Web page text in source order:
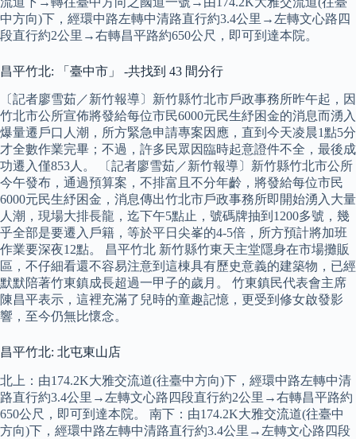
中方向)下，經環中路左轉中清路直行約3.4公里→左轉文心路四
段直行約2公里→右轉昌平路約650公尺，即可到達本院。
昌平竹北: 「臺中市」 -共找到 43 間分行
〔記者廖雪茹／新竹報導〕新竹縣竹北市戶政事務所昨午起，因
竹北市公所宣佈將發給每位市民6000元民生紓困金的消息而湧入
爆量遷戶口人潮，所方緊急申請專案因應，直到今天凌晨1點5分
才全數作業完畢；不過，許多民眾因臨時起意證件不全，最後成
功遷入僅853人。 〔記者廖雪茹／新竹報導〕新竹縣竹北市公所
今午發布，通過預算案，不排富且不分年齡，將發給每位市民
6000元民生紓困金，消息傳出竹北市戶政事務所即開始湧入大量
人潮，現場大排長龍，迄下午5點止，號碼牌抽到1200多號，幾
乎全部是要遷入戶籍，等於平日尖峯的4-5倍，所方預計將加班
作業要深夜12點。 昌平竹北 新竹縣竹東天主堂隱身在市場攤販
區，不仔細看還不容易注意到這棟具有歷史意義的建築物，已經
默默陪著竹東鎮成長超過一甲子的歲月。 竹東鎮民代表會主席
陳昌平表示，這裡充滿了兒時的童趣記憶，更受到修女啟發影
響，至今仍無比懷念。
昌平竹北: 北屯東山店
北上：由174.2K大雅交流道(往臺中方向)下，經環中路左轉中清
路直行約3.4公里→左轉文心路四段直行約2公里→右轉昌平路約
650公尺，即可到達本院。 南下：由174.2K大雅交流道(往臺中
方向)下，經環中路左轉中清路直行約3.4公里→左轉文心路四段